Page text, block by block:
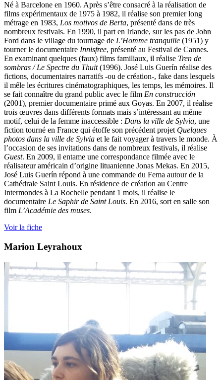
Né à Barcelone en 1960. Après s’être consacré à la réalisation de
films expérimentaux de 1975 à 1982, il réalise son premier long
métrage en 1983, Los motivos de Berta, présenté dans de très
nombreux festivals. En 1990, il part en Irlande, sur les pas de John
Ford dans le village du tournage de L’Homme tranquille (1951) y
tourner le documentaire Innisfree, présenté au Festival de Cannes.
En examinant quelques (faux) films familiaux, il réalise Tren de
sombras / Le Spectre du Thuit(1996). José Luis Guerín réalise des
fictions, documentaires narratifs -ou de création-, fake dans lesquels
il mêle les écritures cinématographiques, les temps, les mémoires. Il
se fait connaître du grand public avec le film En construcción
(2001), premier documentaire primé aux Goyas. En 2007, il réalise
trois œuvres dans différents formats mais s’intéressant au même
motif, celui de la femme inaccessible : Dans la ville de Sylvia, une
fiction tourné en France qui étoffe son précédent projet Quelques
photos dans la ville de Sylvia et le fait voyager à travers le monde. À
l’occasion de ses invitations dans de nombreux festivals, il réalise
Guest. En 2009, il entame une correspondance filmée avec le
réalisateur américain d’origine lituanienne Jonas Mekas. En 2015,
José Luis Guerín répond à une commande du Fema autour de la
Cathédrale Saint Louis. En résidence de création au Centre
Intermondes à La Rochelle pendant 1 mois, il réalise le
documentaire Le Saphir de Saint Louis. En 2016, sort en salle son
film L’Académie des muses.
Voir la fiche
Marion Leyrahoux